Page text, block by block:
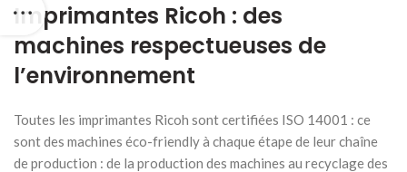
Imprimantes Ricoh : des
machines respectueuses de
l’environnement
Toutes les imprimantes Ricoh sont certifiées ISO 14001 : ce
sont des machines éco-friendly à chaque étape de leur chaîne
de production : de la production des machines au recyclage des